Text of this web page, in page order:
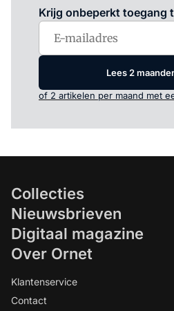
Krijg onbeperkt toegang
Lees 2
of 2 artikelen per maand met
Collecties
Nieuwsbrieven
Digitaal magazine
Over Ornet
Klantenservice
Contact